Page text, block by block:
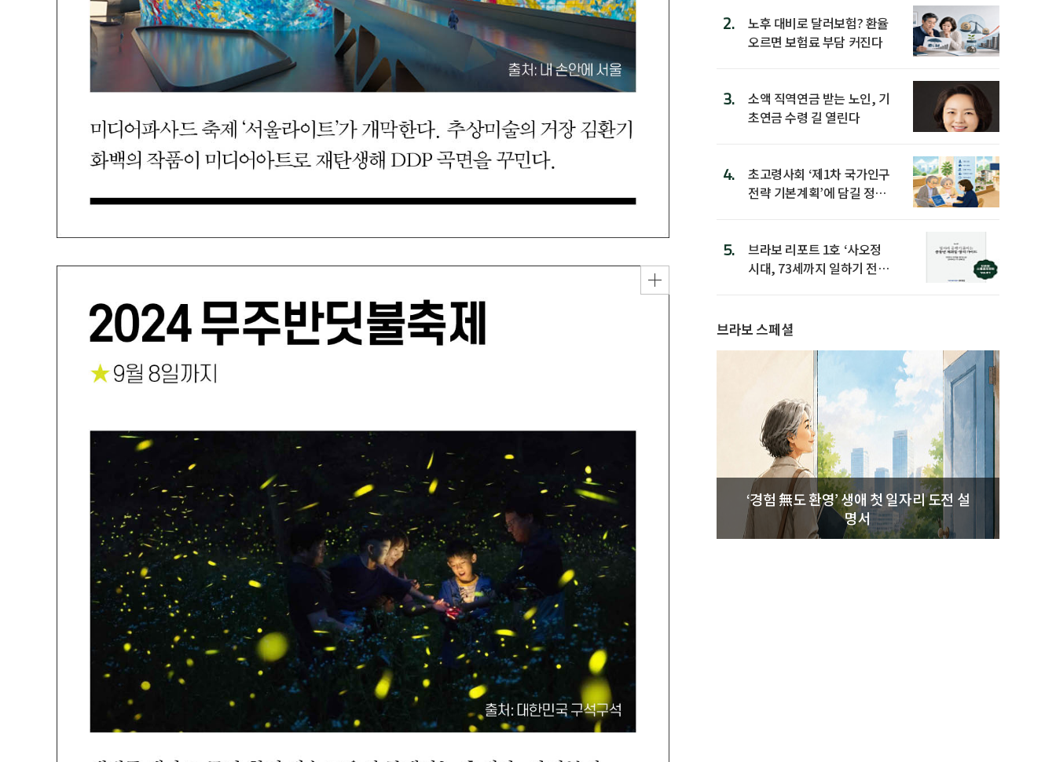
2.
노후 대비로 달러보험? 환율
오르면 보험료 부담 커진다
3.
소액 직역연금 받는 노인, 기
초연금 수령 길 열린다
4.
초고령사회 ‘제1차 국가인구
전략 기본계획’에 담길 정책
5.
브라보 리포트 1호 ‘사오정
시대, 73세까지 일하기 전략’
브라보 스페셜
‘경험 無도 환영’ 생애 첫 일자리 도전 설
명서